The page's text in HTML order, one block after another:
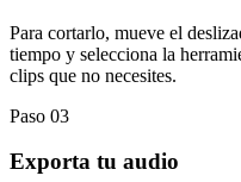
Para cortarlo, mueve el
tiempo y selecciona la
clips que no necesites.
Paso 03
Exporta tu audio